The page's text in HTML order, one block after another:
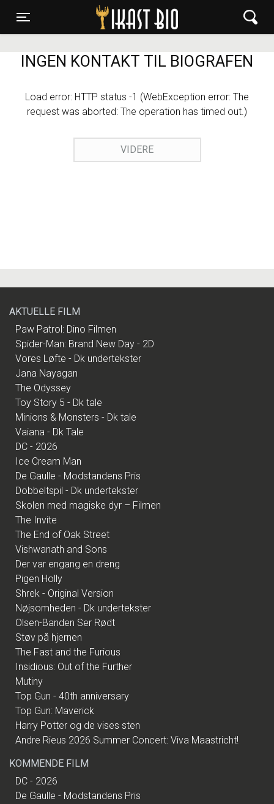
Toggle navigation
Ikast Bio
INGEN KONTAKT TIL BIOGRAFEN
Load error: HTTP status -1 (WebException error: The
request was aborted: The operation has timed out.)
VIDERE
AKTUELLE FILM
Paw Patrol: Dino Filmen
Spider-Man: Brand New Day - 2D
Vores Løfte - Dk undertekster
Jana Nayagan
The Odyssey
Toy Story 5 - Dk tale
Minions & Monsters - Dk tale
Vaiana - Dk Tale
DC - 2026
Ice Cream Man
De Gaulle - Modstandens Pris
Dobbeltspil - Dk undertekster
Skolen med magiske dyr – Filmen
The Invite
The End of Oak Street
Vishwanath and Sons
Der var engang en dreng
Pigen Holly
Shrek - Original Version
Nøjsomheden - Dk undertekster
Olsen-Banden Ser Rødt
Støv på hjernen
The Fast and the Furious
Insidious: Out of the Further
Mutiny
Top Gun - 40th anniversary
Top Gun: Maverick
Harry Potter og de vises sten
Andre Rieus 2026 Summer Concert: Viva Maastricht!
KOMMENDE FILM
DC - 2026
De Gaulle - Modstandens Pris